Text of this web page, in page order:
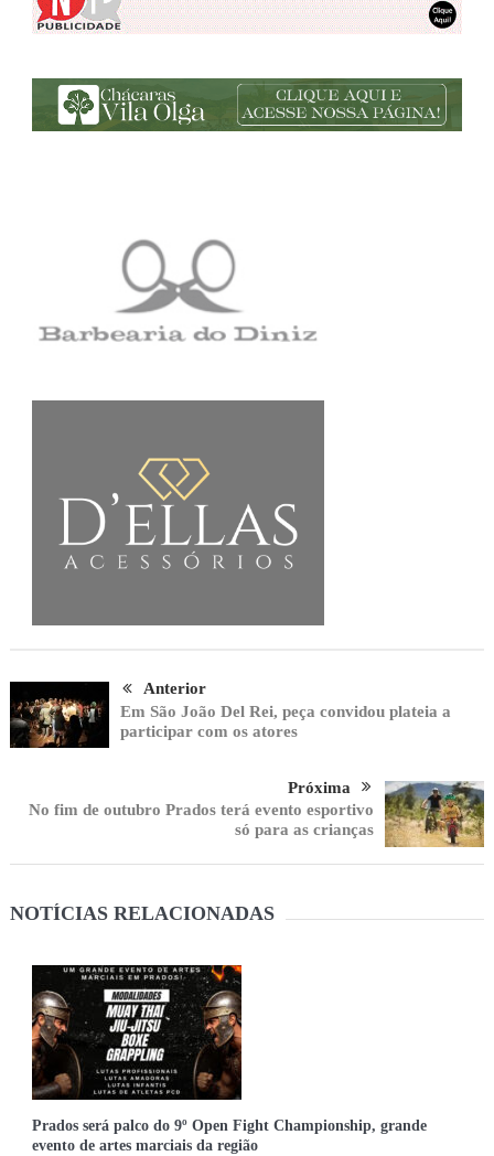
Anterior
Em São João Del Rei, peça convidou plateia a
participar com os atores
Próxima
No fim de outubro Prados terá evento esportivo
só para as crianças
NOTÍCIAS RELACIONADAS
Prados será palco do 9º Open Fight Championship, grande
evento de artes marciais da região